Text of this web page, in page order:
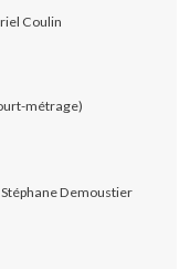
Coulin
métrage)
Stéphane Demoustier